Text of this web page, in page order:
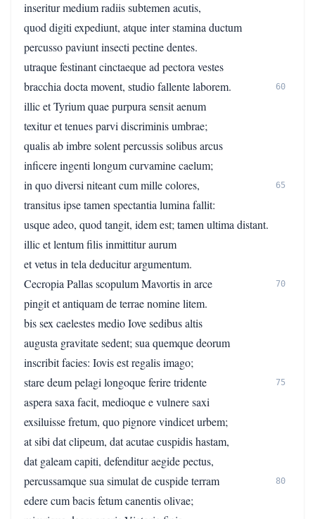
inseritur medium radiis subtemen acutis,
quod digiti expediunt, atque inter stamina ductum
percusso paviunt insecti pectine dentes.
utraque festinant cinctaeque ad pectora vestes
bracchia docta movent, studio fallente laborem.
60
illic et Tyrium quae purpura sensit aenum
texitur et tenues parvi discriminis umbrae;
qualis ab imbre solent percussis solibus arcus
inficere ingenti longum curvamine caelum;
in quo diversi niteant cum mille colores,
65
transitus ipse tamen spectantia lumina fallit:
usque adeo, quod tangit, idem est; tamen ultima distant.
illic et lentum filis inmittitur aurum
et vetus in tela deducitur argumentum.
Cecropia Pallas scopulum Mavortis in arce
70
pingit et antiquam de terrae nomine litem.
bis sex caelestes medio Iove sedibus altis
augusta gravitate sedent; sua quemque deorum
inscribit facies: Iovis est regalis imago;
stare deum pelagi longoque ferire tridente
75
aspera saxa facit, medioque e vulnere saxi
exsiluisse fretum, quo pignore vindicet urbem;
at sibi dat clipeum, dat acutae cuspidis hastam,
dat galeam capiti, defenditur aegide pectus,
percussamque sua simulat de cuspide terram
80
edere cum bacis fetum canentis olivae;